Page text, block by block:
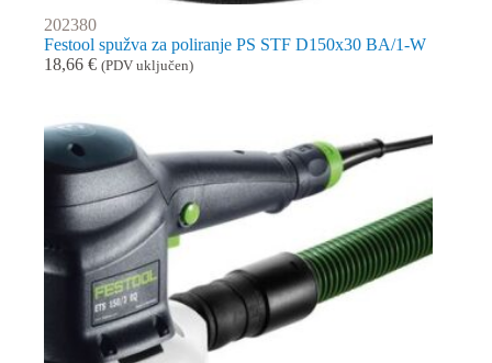
202380
Festool spužva za poliranje PS STF D150x30 BA/1-W
18,66 € (PDV uključen)